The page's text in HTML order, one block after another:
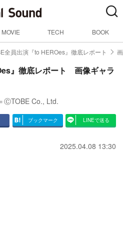
MOVIE TECH BOOK
全員出演『to HEROes』徹底レポート
』徹底レポート 画像ギャラ
ⒸTOBE Co., Ltd.
ブックマーク LINEで送る
2025.04.08 13:30